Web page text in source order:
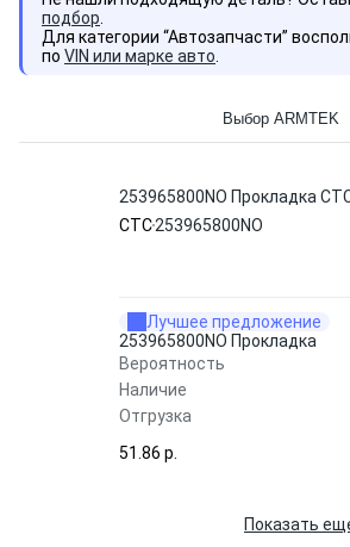
подбор
Для категории “Автозапчасти”
по VIN или марке авто
Выбор ARMTEK
253965800NO Прокладка
CTC253965800NO
Лучшее предложение
253965800NO Прокладка
Вероятность
Наличие
Отгрузка
51.86 p.
Показать